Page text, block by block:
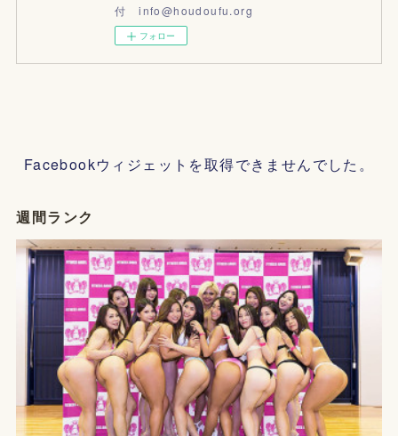
付 info@houdoufu.org
フォロー
Facebookウィジェットを取得できませんでした。
週間ランク